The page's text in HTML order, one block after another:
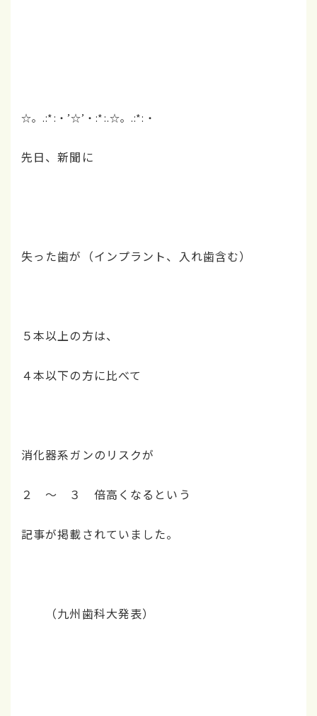
☆。.:*:・’☆’・:*:.☆。.:*:・
先日、新聞に
失った歯が（インプラント、入れ歯含む）
５本以上の方は、
４本以下の方に比べて
消化器系ガンのリスクが
２ ～ ３ 倍高くなるという
記事が掲載されていました。
（九州歯科大発表）